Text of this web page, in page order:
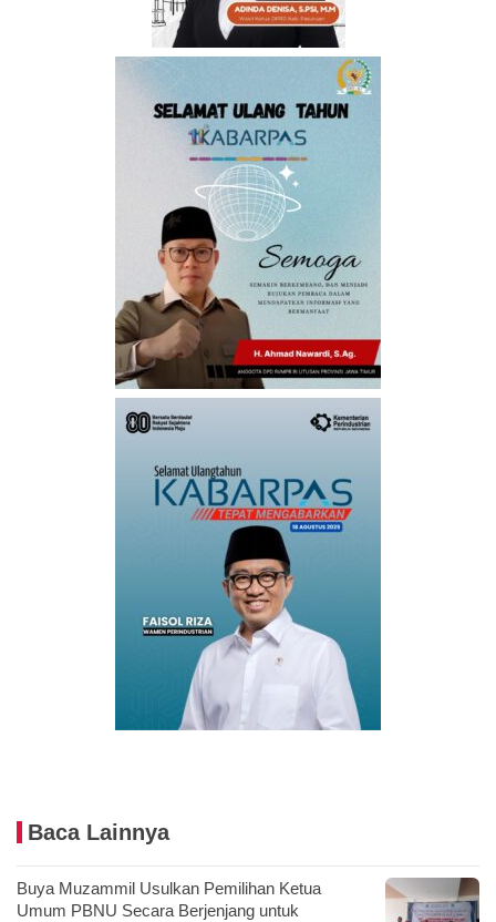
Baca Lainnya
Buya Muzammil Usulkan Pemilihan Ketua
Umum PBNU Secara Berjenjang untuk